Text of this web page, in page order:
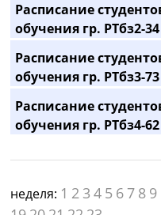
Расписание
обучения гр. РТбз2-
Расписание
обучения гр. РТбз3-
Расписание
обучения гр. РТбз4-
неделя: 1 2 3 4 5 6 7 8 9